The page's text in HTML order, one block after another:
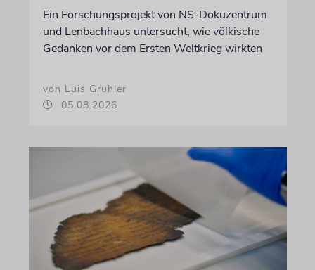
Ein Forschungsprojekt von NS-Dokuzentrum
und Lenbachhaus untersucht, wie völkische
Gedanken vor dem Ersten Weltkrieg wirkten
von Luis Gruhler
05.08.2026